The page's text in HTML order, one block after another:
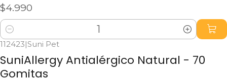
$4.990
Cantidad
112423|Suni Pet
SuniAllergy Antialérgico Natural - 70
Gomitas